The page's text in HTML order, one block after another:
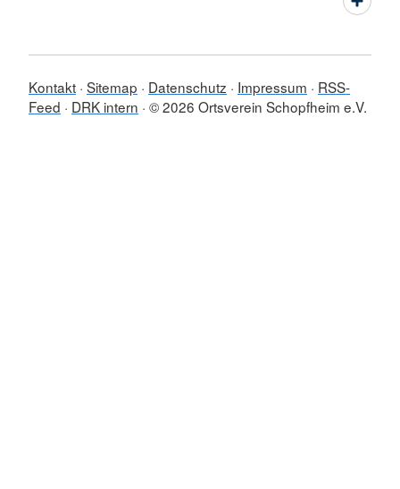
Kontakt Sitemap Datenschutz Impressum
RSS-
Feed
DRK intern © 2026 Ortsverein Schopfheim e.V.